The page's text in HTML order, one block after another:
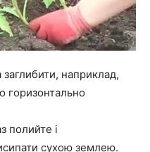
наприклад,
горизонтально
полийте і
сухою землею.